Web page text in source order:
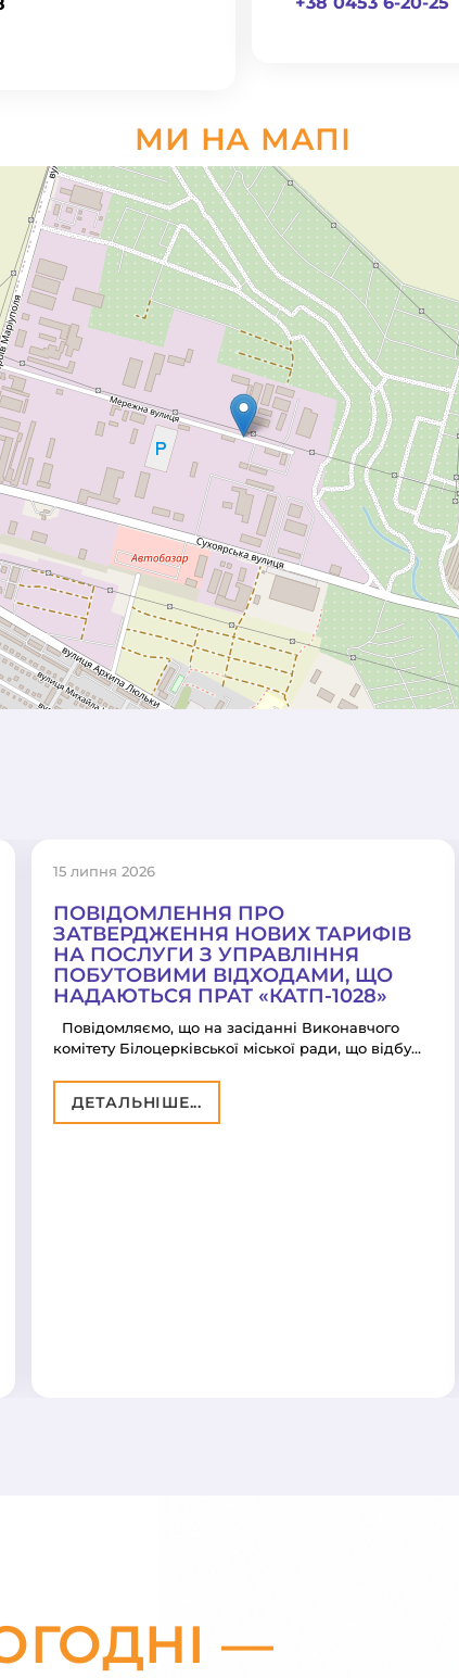
МИ НА МАПІ
15 липня 2026
ПОВІДОМЛЕННЯ ПРО
ЗАТВЕРДЖЕННЯ НОВИХ ТАРИФІВ
НА ПОСЛУГИ З УПРАВЛІННЯ
ПОБУТОВИМИ ВІДХОДАМИ, ЩО
НАДАЮТЬСЯ ПРАТ «КАТП-1028»
Повідомляємо, що на засіданні Виконавчого
комітету Білоцерківської міської ради, що відбу…
ДЕТАЛЬНІШЕ...
—